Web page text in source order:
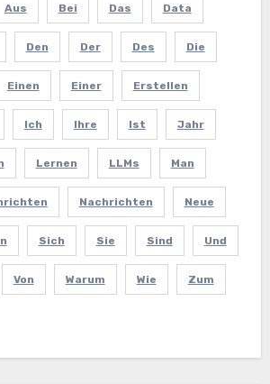
Aus Bei Das Data
Den Der Des Die
Einen Einer Erstellen
Ich Ihre Ist Jahr
Lernen LLMs Man
Nachrichten Neue
Sich Sie Sind Und
Von Warum Wie Zum